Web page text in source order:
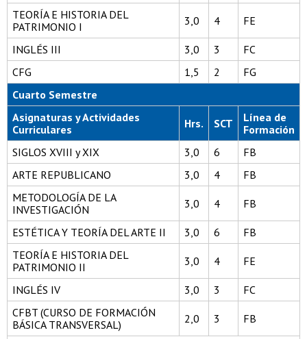
TEORÍA E HISTORIA DEL
PATRIMONIO I
3,0 4 FE
INGLÉS III 3,0 3
FC
CFG
1,5 2
FG
Cuarto Semestre
Asignaturas y Actividades
Curriculares
Hrs. SCT
Línea de
Formación
SIGLOS XVIII y XIX
3,0 6
FB
ARTE REPUBLICANO
3,0 4
FB
METODOLOGÍA DE LA
INVESTIGACIÓN
3,0 4 FB
ESTÉTICA Y TEORÍA DEL ARTE II 3,0 6
FB
TEORÍA E HISTORIA DEL
PATRIMONIO II
3,0 4 FE
INGLÉS IV 3,0 3
FC
CFBT (CURSO DE FORMACIÓN
BÁSICA TRANSVERSAL)
2,0 3 FB